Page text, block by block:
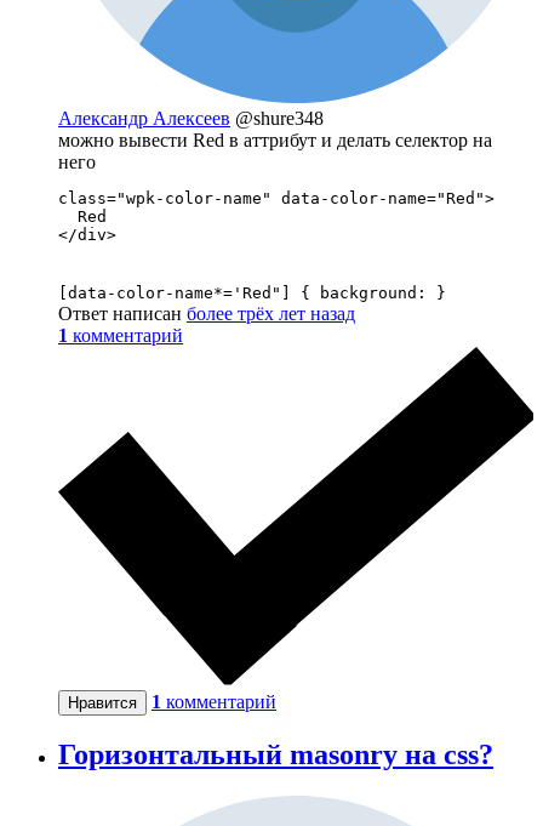
Александр Алексеев @shure348
можно вывести Red в аттрибут и делать селектор на
него
class="wpk-color-name" data-color-name="Red">
  Red
</div>
[data-color-name*='Red"] { background: }
Ответ написан более трёх лет назад
1 комментарий
Нравится 1 комментарий
Горизонтальный masonry на css?